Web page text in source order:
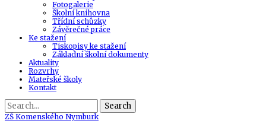
Fotogalerie
Školní knihovna
Třídní schůzky
Závěrečné práce
Ke stažení
Tiskopisy ke stažení
Základní školní dokumenty
Aktuality
Rozvrhy
Mateřské školy
Kontakt
Search
ZŠ Komenského Nymburk